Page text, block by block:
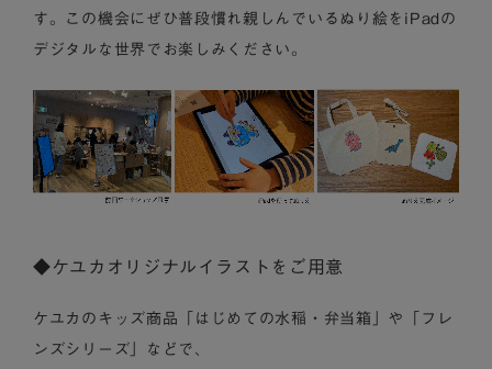
す。この機会にぜひ普段慣れ親しんでいるぬり絵をiPadの
デジタルな世界でお楽しみください。
◆ケユカオリジナルイラストをご用意
ケユカのキッズ商品「はじめての水稲・弁当箱」や「フレ
ンズシリーズ」などで、